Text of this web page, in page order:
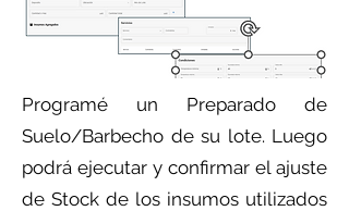
Programé un Preparado de
Suelo/Barbecho de su lote. Luego
podrá ejecutar y confirmar el ajuste
de Stock de los insumos utilizados